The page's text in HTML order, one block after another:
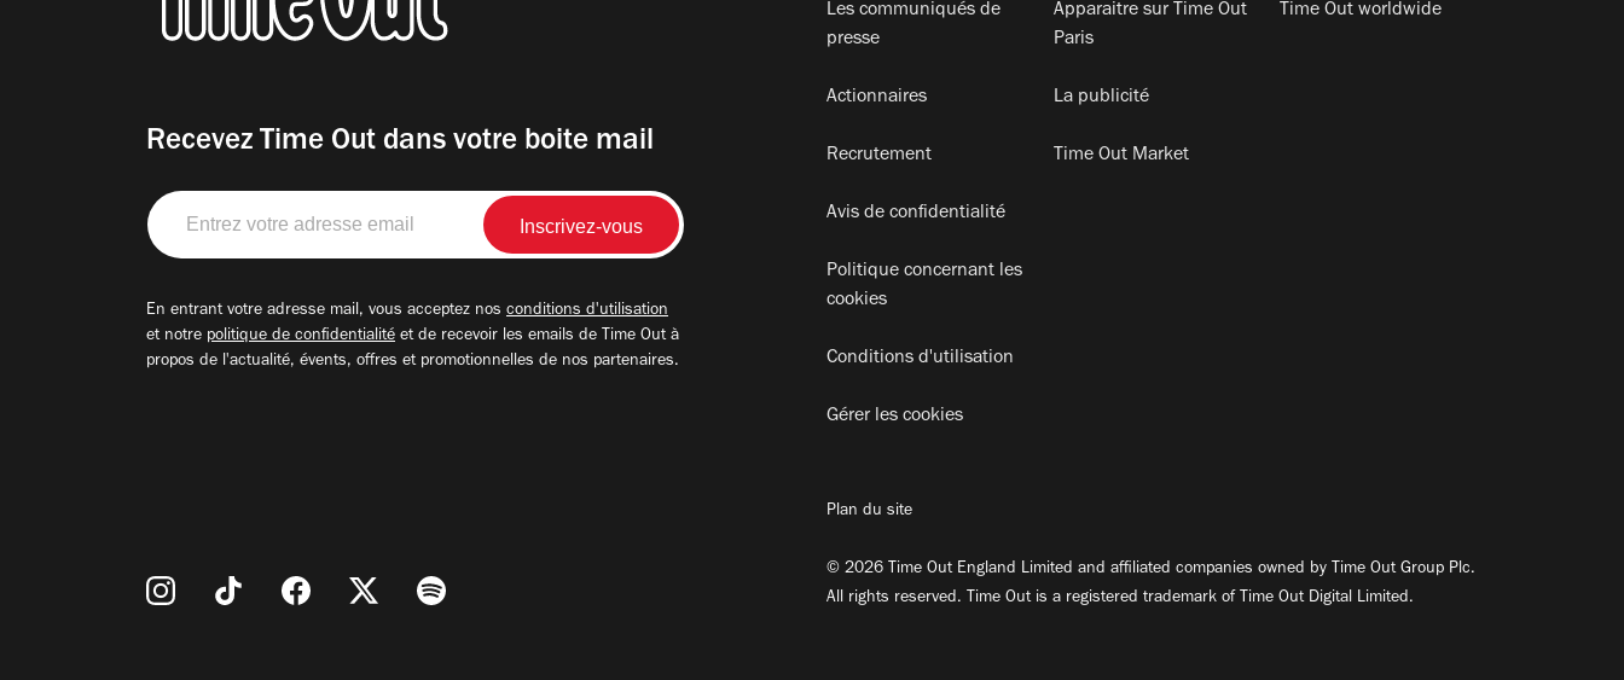
Recevez Time Out dans votre boite mail
Entrez
votre
adresse
En entrant votre adresse mail, vous acceptez nos conditions d'utilisation
et notre politique de confidentialité et de recevoir les emails de Time Out à
propos de l'actualité, évents, offres et promotionnelles de nos partenaires.
Les communiqués de
presse
Actionnaires
Recrutement
Avis de confidentialité
Politique concernant les
cookies
Conditions d'utilisation
Gérer les cookies
Apparaitre sur Time Out
Paris
La publicité
Time Out Market
Time Out worldwide
Plan du site
© 2026 Time Out England Limited and affiliated companies owned by Time Out Group Plc.
All rights reserved. Time Out is a registered trademark of Time Out Digital Limited.